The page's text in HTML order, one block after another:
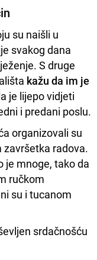
su naišli u
svakog dana
S druge
kažu da im je
je lijepo vidjeti
i predani poslu.
organizovali su
završetka radova.
je mnoge, tako da
ručkom
su i tucanom
srdačnošću